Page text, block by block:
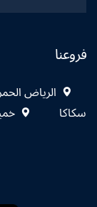
فروعنا
الرياض
سكاكا